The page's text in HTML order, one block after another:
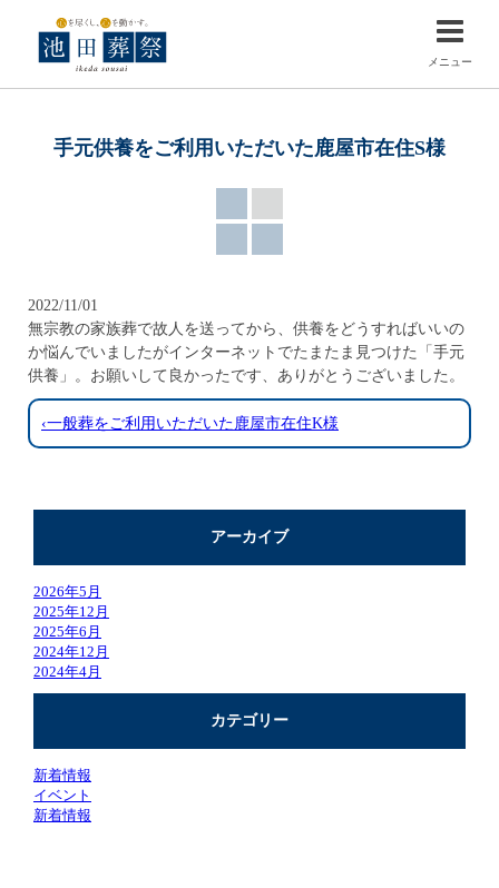
メニュー
手元供養をご利用いただいた鹿屋市在住S様
2022/11/01
無宗教の家族葬で故人を送ってから、供養をどうすればいいの
か悩んでいましたがインターネットでたまたま見つけた「手元
供養」。お願いして良かったです、ありがとうございました。
‹一般葬をご利用いただいた鹿屋市在住K様
アーカイブ
2026年5月
2025年12月
2025年6月
2024年12月
2024年4月
カテゴリー
新着情報
イベント
新着情報